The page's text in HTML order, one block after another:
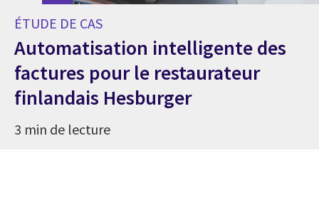
ÉTUDE DE CAS
Automatisation intelligente des
factures pour le restaurateur
finlandais Hesburger
3 min de lecture